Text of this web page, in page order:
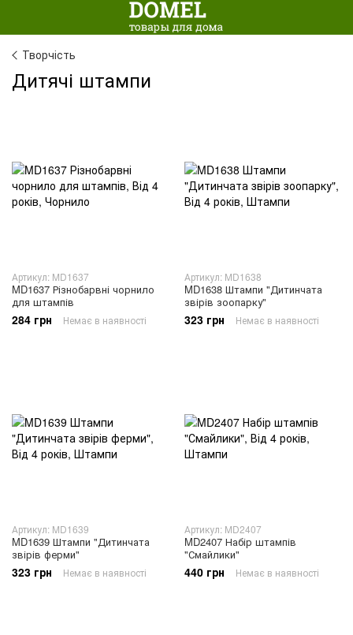
Творчість
Дитячі штампи
Артикул: MD1637
MD1637 Різнобарвні чорнило
для штампів
284 грн Немає в наявності
Артикул: MD1638
MD1638 Штампи "Дитинчата
звірів зоопарку"
323 грн Немає в наявності
Артикул: MD1639
MD1639 Штампи "Дитинчата
звірів ферми"
323 грн Немає в наявності
Артикул: MD2407
MD2407 Набір штампів
"Смайлики"
440 грн Немає в наявності